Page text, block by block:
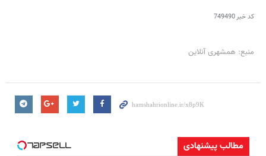
کد خبر749490
منبع: همشهری آنلاین
مطالب پیشنهادی